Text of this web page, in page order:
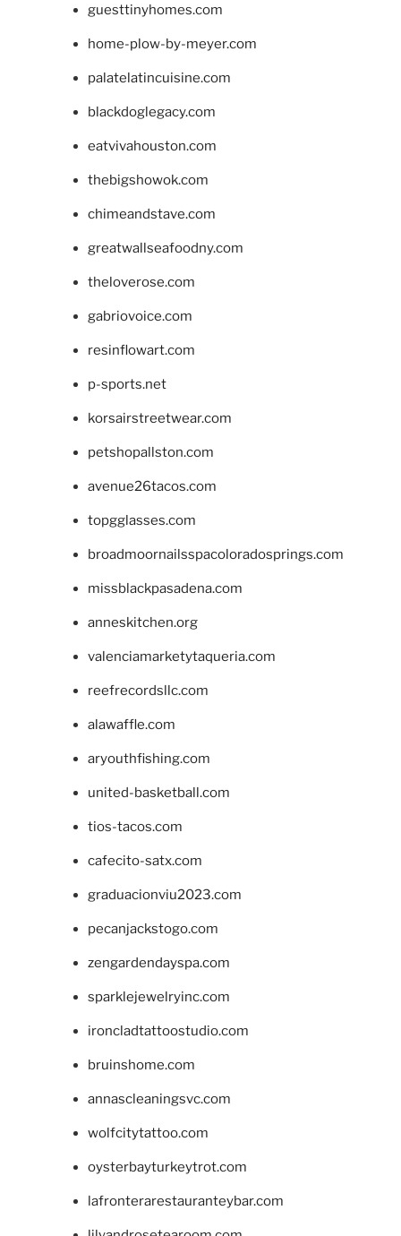
guesttinyhomes.com
home-plow-by-meyer.com
palatelatincuisine.com
blackdoglegacy.com
eatvivahouston.com
thebigshowok.com
chimeandstave.com
greatwallseafoodny.com
theloverose.com
gabriovoice.com
resinflowart.com
p-sports.net
korsairstreetwear.com
petshopallston.com
avenue26tacos.com
topgglasses.com
broadmoornailsspacoloradosprings.com
missblackpasadena.com
anneskitchen.org
valenciamarketytaqueria.com
reefrecordsllc.com
alawaffle.com
aryouthfishing.com
united-basketball.com
tios-tacos.com
cafecito-satx.com
graduacionviu2023.com
pecanjackstogo.com
zengardendayspa.com
sparklejewelryinc.com
ironcladtattoostudio.com
bruinshome.com
annascleaningsvc.com
wolfcitytattoo.com
oysterbayturkeytrot.com
lafronterarestauranteybar.com